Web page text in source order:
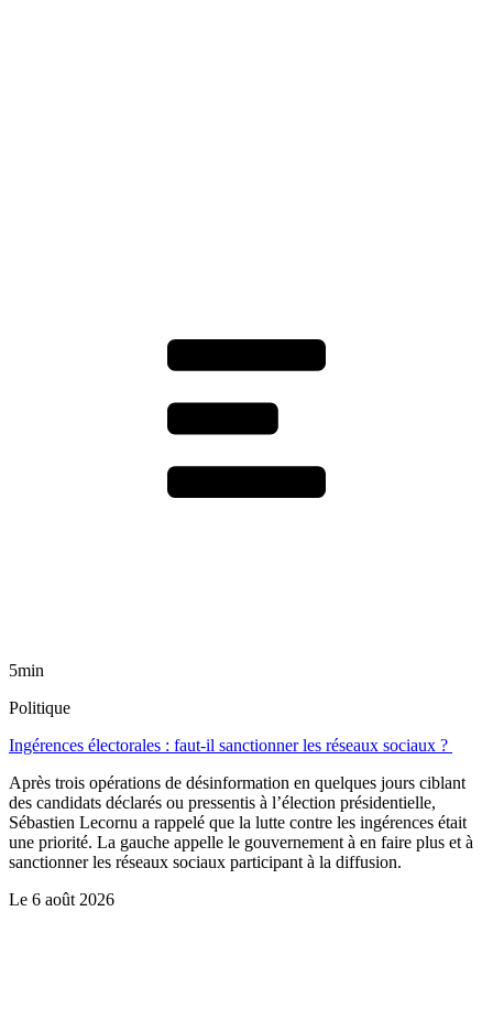
5min
Politique
Ingérences électorales : faut-il sanctionner les réseaux sociaux ?
Après trois opérations de désinformation en quelques jours ciblant
des candidats déclarés ou pressentis à l’élection présidentielle,
Sébastien Lecornu a rappelé que la lutte contre les ingérences était
une priorité. La gauche appelle le gouvernement à en faire plus et à
sanctionner les réseaux sociaux participant à la diffusion.
Le 6 août 2026